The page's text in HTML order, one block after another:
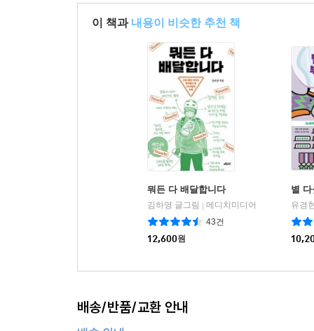
이 책과 내용이 비슷한 추천 책
뭐든 다 배달합니다
김하영 글그림 | 메디치미디어
43건
12,600원
별
유경
배송/반품/교환 안내